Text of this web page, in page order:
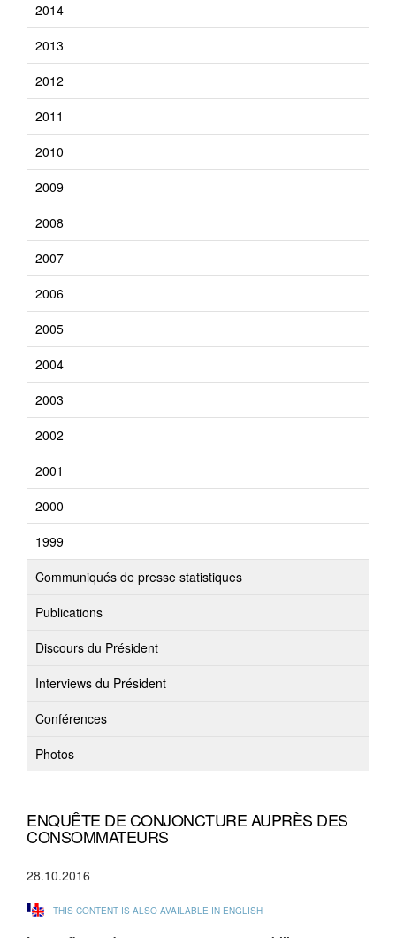
2014
2013
2012
2011
2010
2009
2008
2007
2006
2005
2004
2003
2002
2001
2000
1999
Communiqués de presse statistiques
Publications
Discours du Président
Interviews du Président
Conférences
Photos
ENQUÊTE DE CONJONCTURE AUPRÈS DES
CONSOMMATEURS
28.10.2016
THIS CONTENT IS ALSO AVAILABLE IN ENGLISH